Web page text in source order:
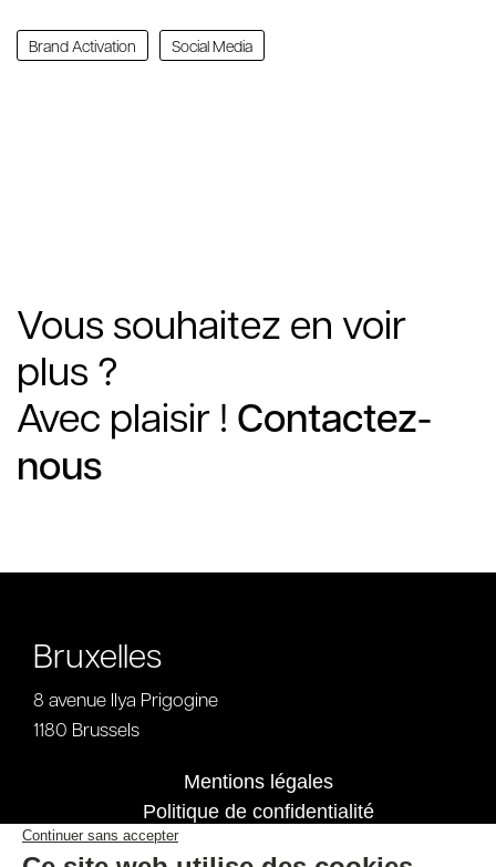
Brand Activation Social Media
Vous souhaitez en voir
plus ?
Avec plaisir ! Contactez-
nous
Bruxelles
8 avenue Ilya Prigogine
1180 Brussels
Mentions légales
Politique de confidentialité